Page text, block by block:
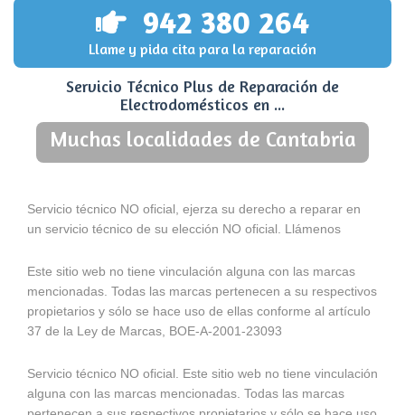
942 380 264
Llame y pida cita para la reparación
Servicio Técnico Plus de Reparación de
Electrodomésticos en ...
Muchas localidades de Cantabria
Servicio técnico NO oficial, ejerza su derecho a reparar en
un servicio técnico de su elección NO oficial. Llámenos
Este sitio web no tiene vinculación alguna con las marcas
mencionadas. Todas las marcas pertenecen a su respectivos
propietarios y sólo se hace uso de ellas conforme al artículo
37 de la Ley de Marcas, BOE-A-2001-23093
Servicio técnico NO oficial. Este sitio web no tiene vinculación
alguna con las marcas mencionadas. Todas las marcas